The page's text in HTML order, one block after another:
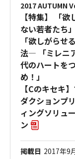
2017 AUTUMN
【特集】 「欲
ない若者たち
「欲しがらせ
法― 「ミレニ
代のハートを
め！」
【Cのキセキ
ダクションプ
ィングソリュ
ン
掲載日 2017年9